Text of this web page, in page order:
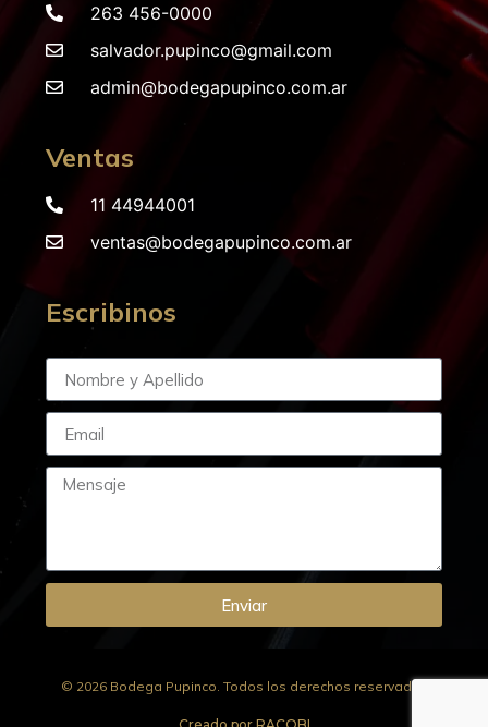
263 456-0000
salvador.pupinco@gmail.com
admin@bodegapupinco.com.ar
Ventas
11 44944001
ventas@bodegapupinco.com.ar
Escribinos
Enviar
© 2026 Bodega Pupinco. Todos los derechos reservados